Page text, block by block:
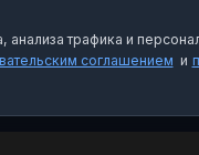
трафика и
соглашением и